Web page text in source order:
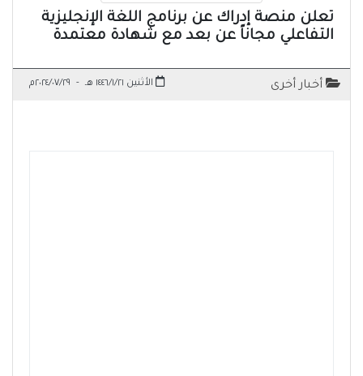
تعلن منصة إدراك عن برنامج اللغة الإنجليزية
التفاعلي مجاناً عن بعد مع شهادة معتمدة
أخبار أخرى الأثنين ١٤٤٦/١/٢١ هـ - ٢٠٢٤/٠٧/٢٩م